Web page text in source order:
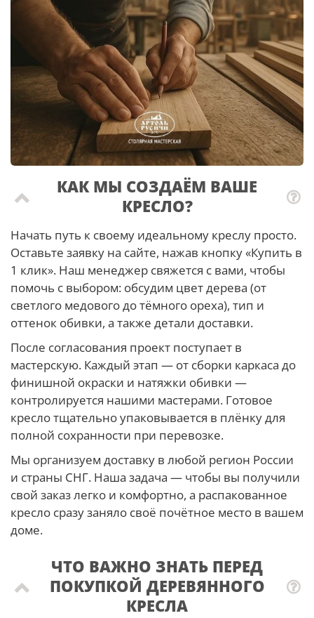
КАК МЫ СОЗДАЁМ ВАШЕ
КРЕСЛО?
Начать путь к своему идеальному креслу просто.
Оставьте заявку на сайте, нажав кнопку «Купить в
1 клик». Наш менеджер свяжется с вами, чтобы
помочь с выбором: обсудим цвет дерева (от
светлого медового до тёмного ореха), тип и
оттенок обивки, а также детали доставки.
После согласования проект поступает в
мастерскую. Каждый этап — от сборки каркаса до
финишной окраски и натяжки обивки —
контролируется нашими мастерами. Готовое
кресло тщательно упаковывается в плёнку для
полной сохранности при перевозке.
Мы организуем доставку в любой регион России
и страны СНГ. Наша задача — чтобы вы получили
свой заказ легко и комфортно, а распакованное
кресло сразу заняло своё почётное место в вашем
доме.
ЧТО ВАЖНО ЗНАТЬ ПЕРЕД
ПОКУПКОЙ ДЕРЕВЯННОГО
КРЕСЛА